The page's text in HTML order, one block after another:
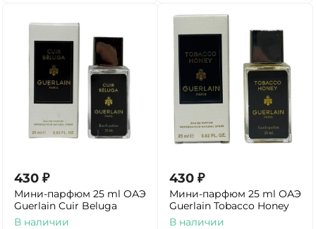
430 ₽
Мини-парфюм 25 ml ОАЭ
Guerlain Cuir Beluga
В наличии
430 ₽
Мини-парфюм 25 ml ОАЭ
Guerlain Tobacco Honey
В наличии